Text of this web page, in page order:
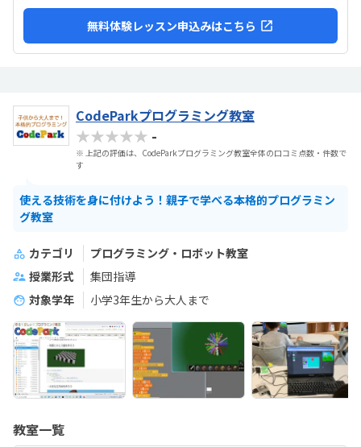
無料体験レッスン申込みはこちら
CodeParkプログラミング教室
★★★★★ -
※ 上記の評価は、CodeParkプログラミング教室全体の口コミ点数・件数で
す
使える技術を身に付けよう！親子で学べる本格的プログラミン
グ教室
カテゴリ
プログラミング・ロボット教室
授業形式
集団指導
対象学年
小学3年生から大人まで
教室一覧